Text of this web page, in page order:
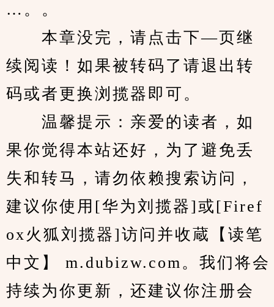
…。。
本章没完，请点击下—页继
续阅读！如果被转码了请退出转
码或者更换浏揽器即可。
温馨提示：亲爱的读者，如
果你觉得本站还好，为了避免丢
失和转马，请勿依赖搜索访问，
建议你使用[华为刘揽器]或[Firef
ox火狐刘揽器]访问并收蔵【读笔
中文】 m.dubizw.com。我们将会
持续为你更新，还建议你注册会